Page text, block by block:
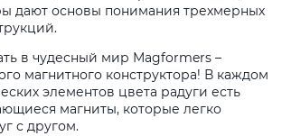
дают основы понимания трехмерных
в чудесный мир Magformers –
магнитного конструктора! В каждом
элементов цвета радуги есть
магниты, которые легко
с другом.